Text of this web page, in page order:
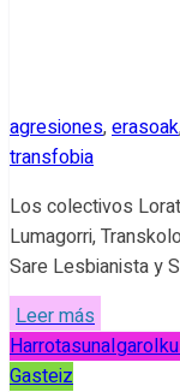
agresiones,erasoak
transfobia
Los colectivos
Lumagorri,
Sare Lesbianista y
Leer más
HarrotasunaIgaro
Gasteiz